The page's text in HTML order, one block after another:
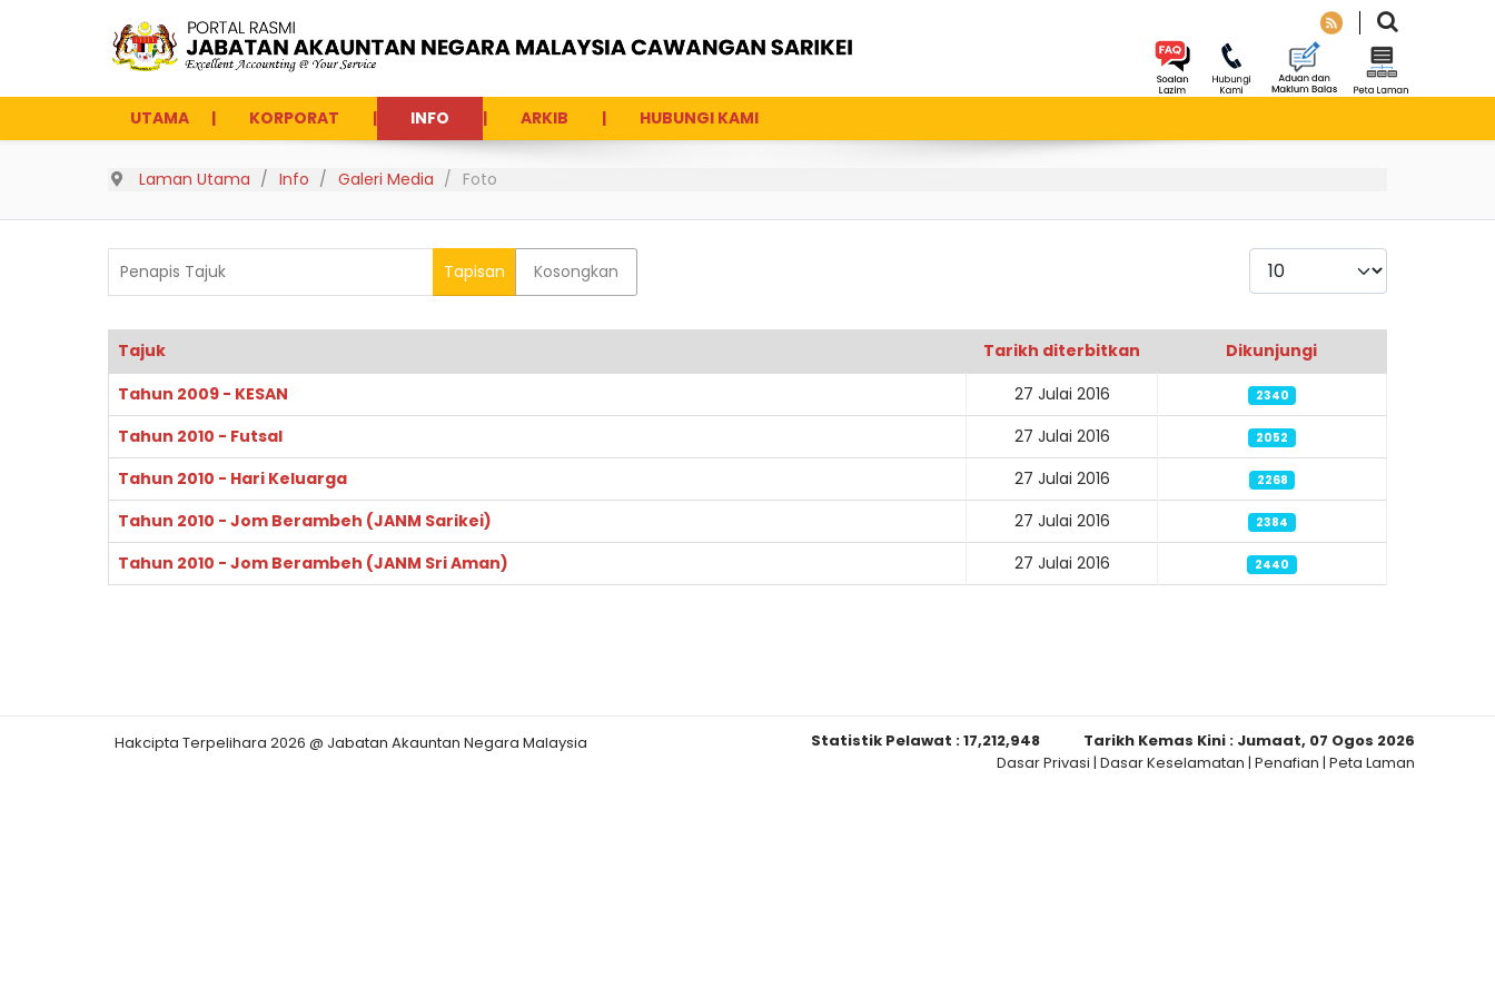
UTAMA KORPORAT INFO ARKIB HUBUNGI KAMI
Laman Utama Info Galeri Media Foto
Tapisan Kosongkan
Paparkan
Tajuk Tarikh diterbitkan
Dikunjungi
Tahun 2009 - KESAN
27 Julai 2016 2340
Tahun 2010 - Futsal 27 Julai 2016 2052
Tahun 2010 - Hari Keluarga 27 Julai 2016 2268
Tahun 2010 - Jom Berambeh (JANM Sarikei) 27 Julai 2016 2384
Tahun 2010 - Jom Berambeh (JANM Sri Aman) 27 Julai 2016 2440
Hakcipta Terpelihara 2026 @ Jabatan Akauntan Negara Malaysia Statistik Pelawat :17,212,948 Tarikh Kemas Kini : Jumaat, 07 Ogos 2026
Dasar Privasi | Dasar Keselamatan | Penafian | Peta Laman